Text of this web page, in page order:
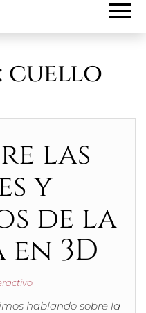
cuello
las
y
de la
3D
hablando sobre la